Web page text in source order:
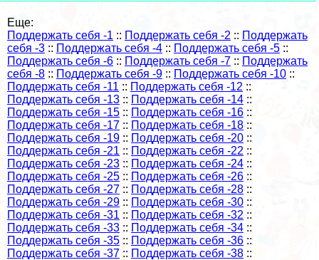
Еще:
Поддержать себя -1 :: Поддержать себя -2 :: Поддержать
себя -3 :: Поддержать себя -4 :: Поддержать себя -5 ::
Поддержать себя -6 :: Поддержать себя -7 :: Поддержать
себя -8 :: Поддержать себя -9 :: Поддержать себя -10 ::
Поддержать себя -11 :: Поддержать себя -12 ::
Поддержать себя -13 :: Поддержать себя -14 ::
Поддержать себя -15 :: Поддержать себя -16 ::
Поддержать себя -17 :: Поддержать себя -18 ::
Поддержать себя -19 :: Поддержать себя -20 ::
Поддержать себя -21 :: Поддержать себя -22 ::
Поддержать себя -23 :: Поддержать себя -24 ::
Поддержать себя -25 :: Поддержать себя -26 ::
Поддержать себя -27 :: Поддержать себя -28 ::
Поддержать себя -29 :: Поддержать себя -30 ::
Поддержать себя -31 :: Поддержать себя -32 ::
Поддержать себя -33 :: Поддержать себя -34 ::
Поддержать себя -35 :: Поддержать себя -36 ::
Поддержать себя -37 :: Поддержать себя -38 ::